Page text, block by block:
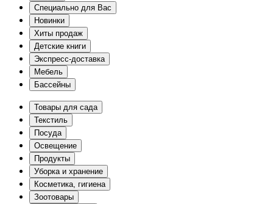
Специально для Вас
Новинки
Хиты продаж
Детские книги
Экспресс-доставка
Мебель
Бассейны
Товары для сада
Текстиль
Посуда
Освещение
Продукты
Уборка и хранение
Косметика, гигиена
Зоотовары